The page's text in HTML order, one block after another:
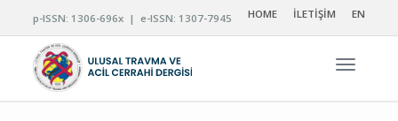
p-ISSN: 1306-696x | e-ISSN: 1307-7945 HOME İLETİŞİM EN